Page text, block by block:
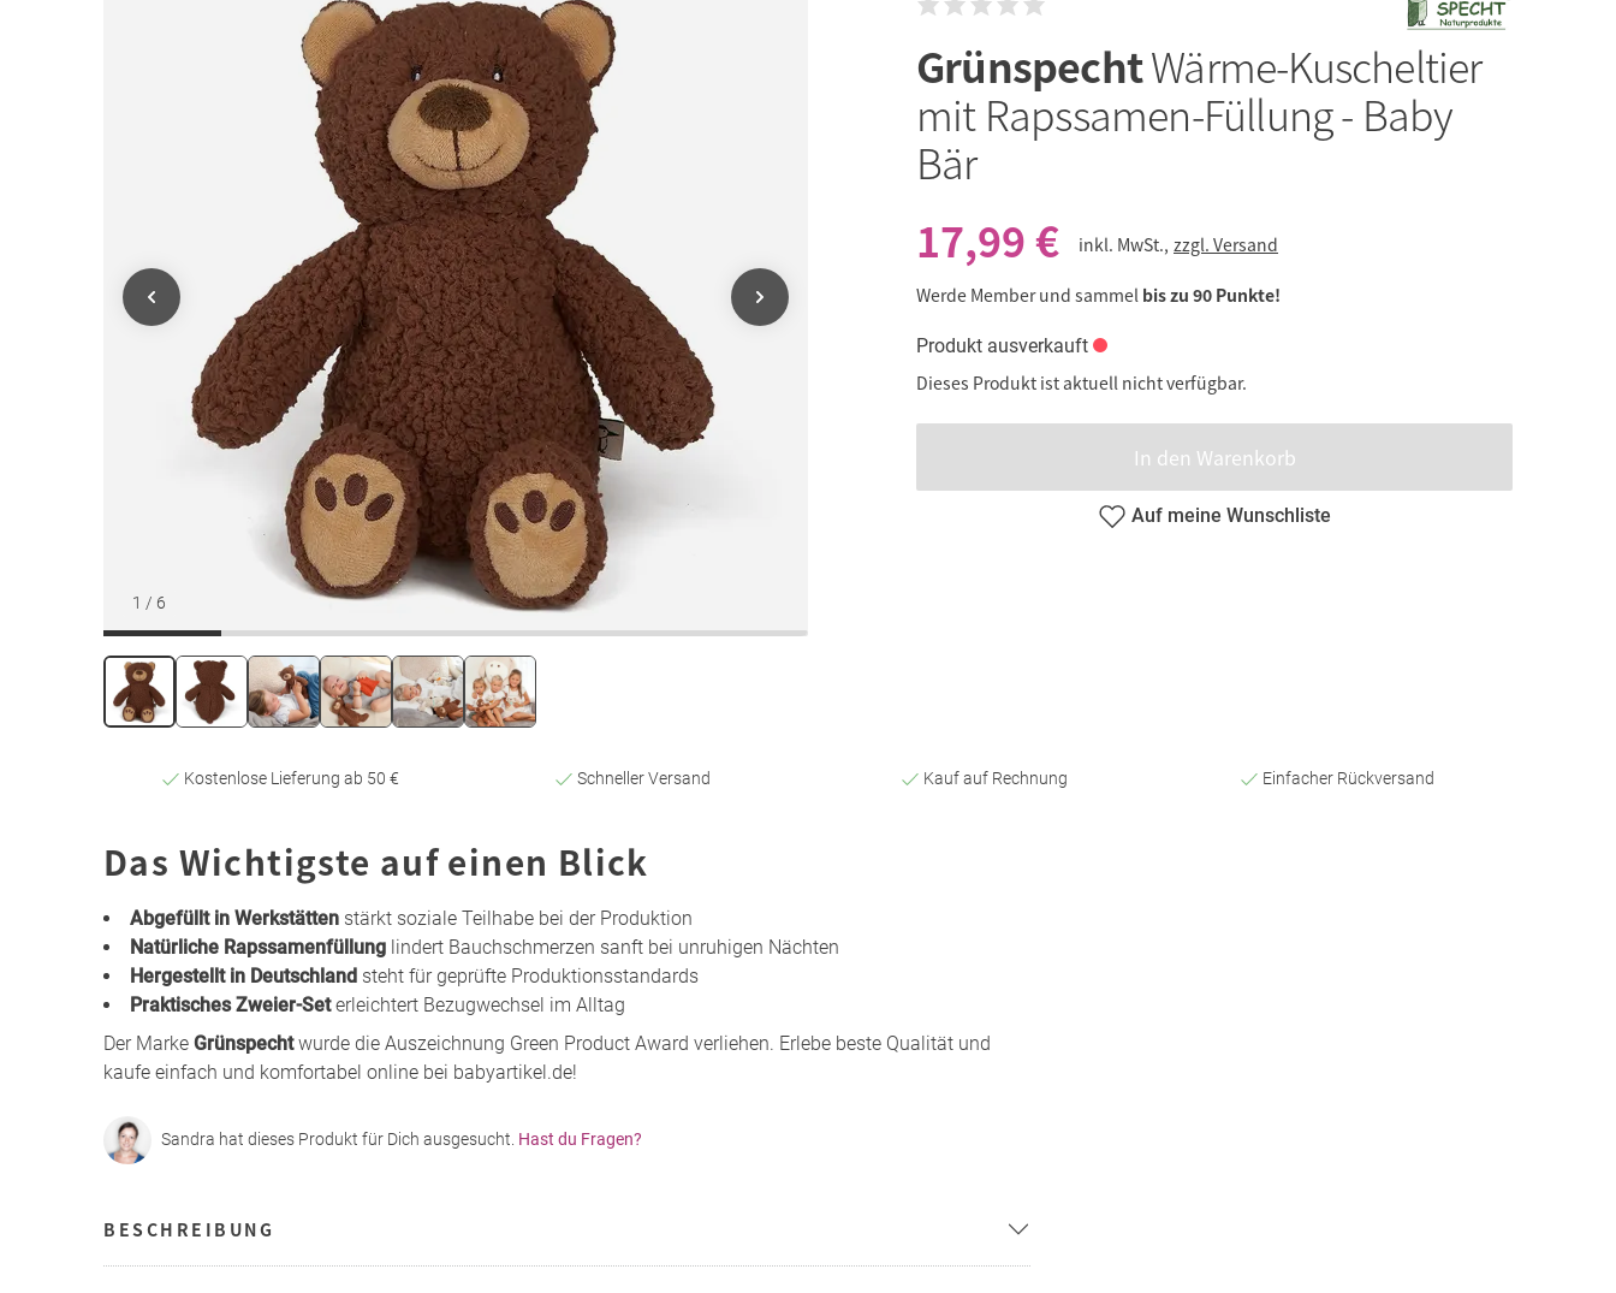
1 / 6
GrünspechtWärme-Kuscheltier
mit Rapssamen-Füllung - Baby
Bär
17,99 €
inkl. MwSt., zzgl. Versand
Werde Member und sammel bis zu 90 Punkte!
Produkt ausverkauft
Dieses Produkt ist aktuell nicht verfügbar.
In den Warenkorb
Auf meine Wunschliste
Kostenlose Lieferung ab 50 € Schneller Versand Kauf auf Rechnung Einfacher Rückversand
Das Wichtigste auf einen Blick
Abgefüllt in Werkstätten stärkt soziale Teilhabe bei der Produktion
Natürliche Rapssamenfüllung lindert Bauchschmerzen sanft bei unruhigen Nächten
Hergestellt in Deutschland steht für geprüfte Produktionsstandards
Praktisches Zweier-Seterleichtert Bezugwechsel im Alltag
Der Marke Grünspechtwurde die Auszeichnung Green Product Award verliehen. Erlebe beste Qualität und
kaufe einfach und komfortabel online bei babyartikel.de!
Sandra hat dieses Produkt für Dich ausgesucht. Hast du Fragen?
BESCHREIBUNG